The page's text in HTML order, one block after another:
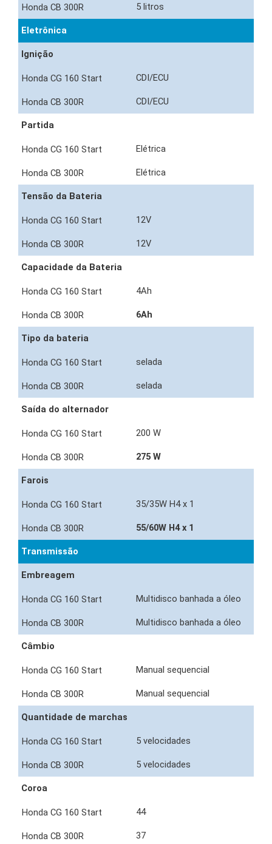
5 litros
Eletrônica
Ignição
CDI/ECU
CDI/ECU
Partida
Elétrica
Elétrica
Tensão da Bateria
12V
12V
Capacidade da Bateria
4Ah
6Ah
Tipo da bateria
selada
selada
Saída do alternador
200 W
275 W
Farois
35/35W H4 x 1
55/60W H4 x 1
Transmissão
Embreagem
Multidisco banhada a óleo
Multidisco banhada a óleo
Câmbio
Manual sequencial
Manual sequencial
Quantidade de marchas
5 velocidades
5 velocidades
Coroa
44
37